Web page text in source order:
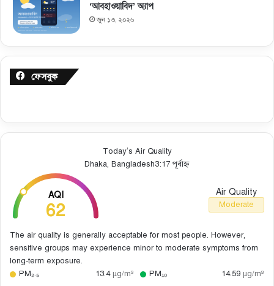
‘আবহাওয়াবিদ’ অ্যাপ
জুন ১৩, ২০২৬
ফেসবুক
Today’s Air Quality
Dhaka, Bangladesh3:17 পূর্বাহ্ন
AQI
62
Air Quality
Moderate
The air quality is generally acceptable for most people. However,
sensitive groups may experience minor to moderate symptoms from
long-term exposure.
PM₂.₅
13.4 µg/m³ PM₁₀ 14.59 µg/m³